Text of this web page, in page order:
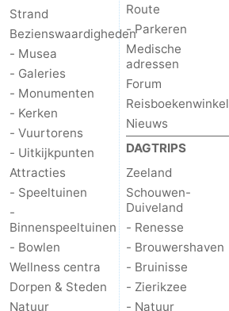
Strand
Bezienswaardigheden
- Musea
- Galeries
- Monumenten
- Kerken
- Vuurtorens
- Uitkijkpunten
Attracties
- Speeltuinen
-
Binnenspeeltuinen
- Bowlen
Wellness centra
Dorpen & Steden
Natuur
Route
- Parkeren
Medische
adressen
Forum
Reisboekenwinkel
Nieuws
DAGTRIPS
Zeeland
Schouwen-
Duiveland
- Renesse
- Brouwershaven
- Bruinisse
- Zierikzee
- Natuur